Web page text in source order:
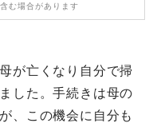
む場合があります
が亡くなり自分で掃
した。手続きは母の
、この機会に自分も